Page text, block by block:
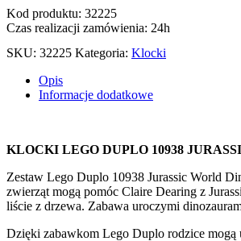
Kod produktu: 32225
Czas realizacji zamówienia: 24h
SKU: 32225 Kategoria: Klocki
Opis
Informacje dodatkowe
KLOCKI LEGO DUPLO 10938
Zestaw Lego Duplo 10938 Jurassic World
zwierząt mogą pomóc Claire Dearing z
liście z drzewa. Zabawa uroczymi
Dzięki zabawkom Lego Duplo rodzice mogą